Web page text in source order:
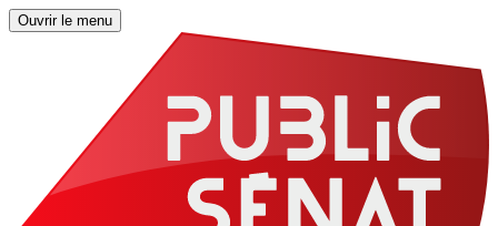
Ouvrir le menu